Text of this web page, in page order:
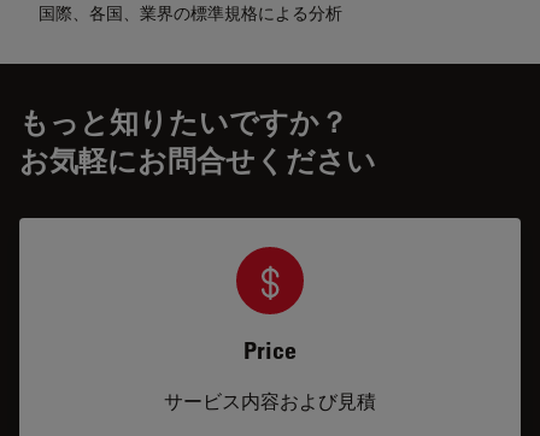
国際、各国、業界の標準規格による分析
もっと知りたいですか？
お気軽にお問合せください
Price
サービス内容および見積